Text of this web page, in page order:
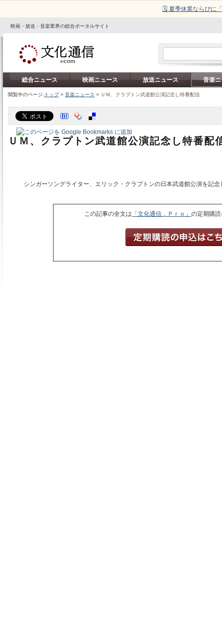
🗓️ 夏季休業ならびに
映画・放送・音楽業界の総合ポータルサイト
総合ニュース 映画ニュース 放送ニュース 音楽
閲覧中のページ: トップ> 音楽ニュース > ＵＭ、クラプトン武道館公演記念し特番配信
ＵＭ、クラプトン武道館公演記念し特番配
シンガーソングライター、エリック・クラプトンの日本武道館公演を記
この記事の全文は 「文化通信．Ｐｒｏ」の定期購